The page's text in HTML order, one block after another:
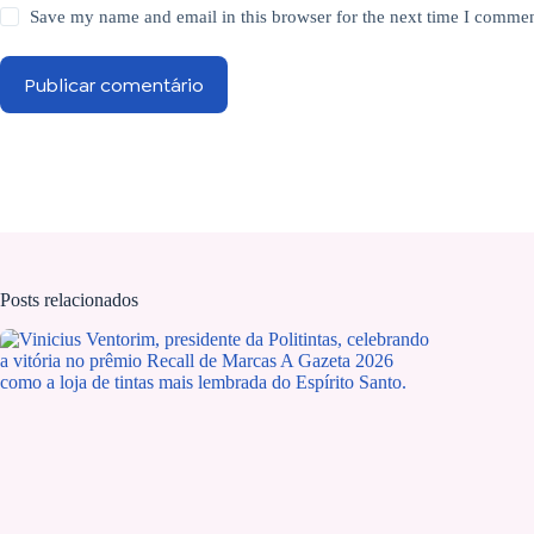
Save my name and email in this browser for the next time I
Publicar comentário
Posts relacionados